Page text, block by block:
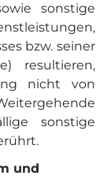
sonstige
bzw. seiner
resultieren,
nicht von
sonstige
und